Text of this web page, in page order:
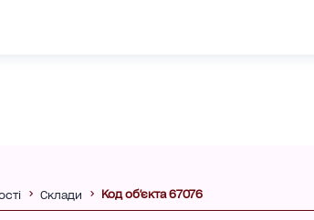
Склади Код об'єкта 67076